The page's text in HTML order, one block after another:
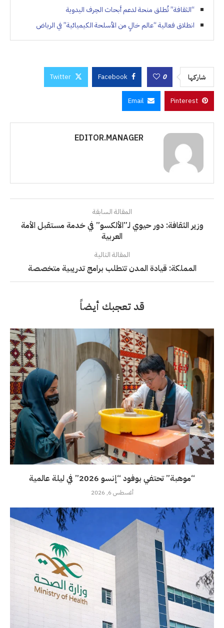
“الثقافة” تُطلق منحة لدعم أبحاث الحِرف اليدوية
انطلاق فعالية “عالم خالٍ من الأسلحة الكيميائية” في الرياض
شاركها 0
Facebook
Twitter
Pinterest
Email
EDITOR.MANAGER
المقالة السابقة
وزير الثقافة: دور حيوي لـ”الألكسو” في خدمة مستقبل الأمة
العربية
المقالة التالية
المملكة: قيادة المدن تتطلب برامج تدريبية متخصصة
قد تعجبك أيضاً
“موهبة” تحتفي بوفود “إنسو 2026” في ليلة عالمية
أغسطس 6, 2026